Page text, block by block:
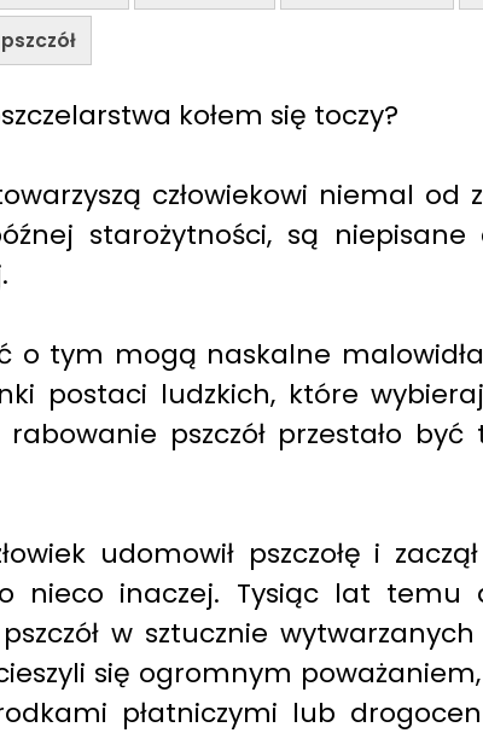
kołem się toczy?
towarzyszą człowiekowi niemal
starożytności, są niepisane
o tym mogą naskalne
postaci ludzkich, które
pszczół przestało
udomowił pszczołę i
nieco inaczej. Tysiąc lat temu
w sztucznie
się ogromnym
płatniczymi lub